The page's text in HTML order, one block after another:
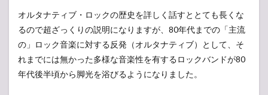
オルタナティブ・ロックの歴史を詳しく話すととても長くな
るので超ざっくりの説明になりますが、80年代までの「主流
の」ロック音楽に対する反発（オルタナティブ）として、そ
れまでには無かった多様な音楽性を有するロックバンドが80
年代後半頃から脚光を浴びるようになりました。